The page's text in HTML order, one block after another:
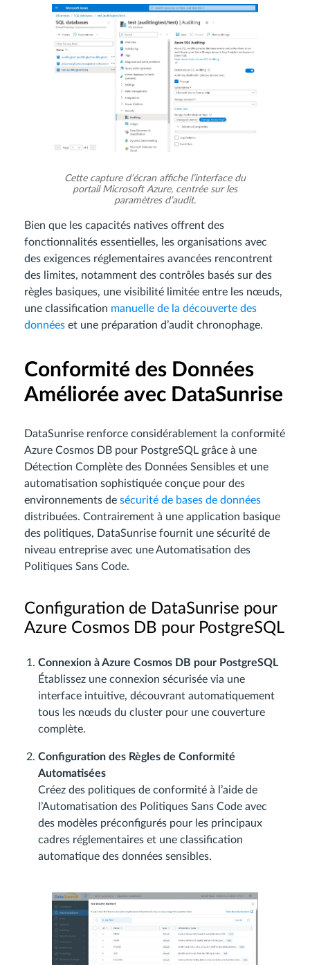
Cette capture d’écran affiche l’interface du
portail Microsoft Azure, centrée sur les
paramètres d’audit.
Bien que les capacités natives offrent des
fonctionnalités essentielles, les organisations avec
des exigences réglementaires avancées rencontrent
des limites, notamment des contrôles basés sur des
règles basiques, une visibilité limitée entre les nœuds,
une classification manuelle de la découverte des
données et une préparation d’audit chronophage.
Conformité des Données
Améliorée avec DataSunrise
DataSunrise renforce considérablement la conformité
Azure Cosmos DB pour PostgreSQL grâce à une
Détection Complète des Données Sensibles et une
automatisation sophistiquée conçue pour des
environnements de sécurité de bases de données
distribuées. Contrairement à une application basique
des politiques, DataSunrise fournit une sécurité de
niveau entreprise avec une Automatisation des
Politiques Sans Code.
Configuration de DataSunrise pour
Azure Cosmos DB pour PostgreSQL
Connexion à Azure Cosmos DB pour PostgreSQL
Établissez une connexion sécurisée via une
interface intuitive, découvrant automatiquement
tous les nœuds du cluster pour une couverture
complète.
Configuration des Règles de Conformité
Automatisées
Créez des politiques de conformité à l’aide de
l’Automatisation des Politiques Sans Code avec
des modèles préconfigurés pour les principaux
cadres réglementaires et une classification
automatique des données sensibles.